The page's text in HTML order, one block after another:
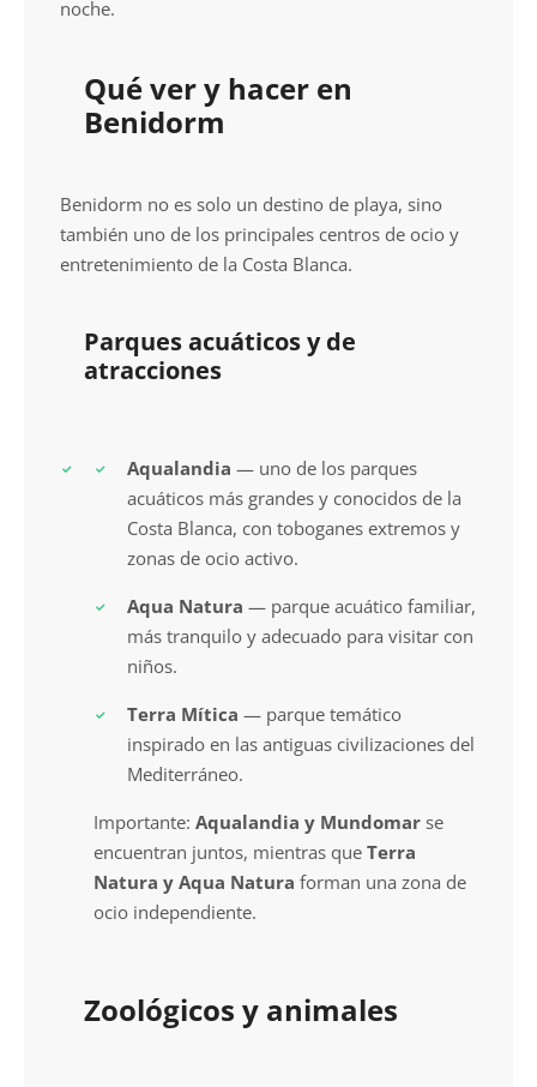
noche.
Qué ver y hacer en
Benidorm
Benidorm no es solo un destino de playa, sino
también uno de los principales centros de ocio y
entretenimiento de la Costa Blanca.
Parques acuáticos y de
atracciones
Aqualandia — uno de los parques
acuáticos más grandes y conocidos de la
Costa Blanca, con toboganes extremos y
zonas de ocio activo.
Aqua Natura — parque acuático familiar,
más tranquilo y adecuado para visitar con
niños.
Terra Mítica — parque temático
inspirado en las antiguas civilizaciones del
Mediterráneo.
Importante: Aqualandia y Mundomar se
encuentran juntos, mientras que Terra
Natura y Aqua Natura forman una zona de
ocio independiente.
Zoológicos y animales